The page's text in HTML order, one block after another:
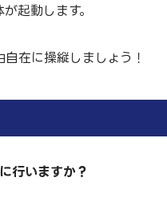
起動します。
在に操縦しましょう！
行いますか？